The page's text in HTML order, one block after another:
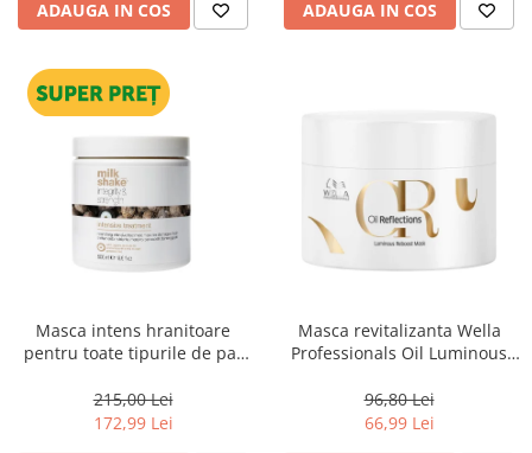
ADAUGA IN COS ADAUGA IN COS
Masca intens hranitoare
pentru toate tipurile de par
Strength Intensive Treatment,
500 ml
215,00 Lei
172,99 Lei
Masca revitalizanta Wella
Professionals Oil Luminous
96,80 Lei
66,99 Lei